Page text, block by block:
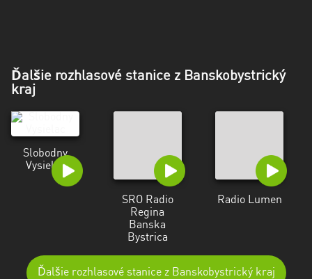
Ďalšie rozhlasové stanice z Banskobystrický
kraj
Slobodny
Vysielac
SRO Radio
Regina
Banska
Bystrica
Radio Lumen
Ďalšie rozhlasové stanice z Banskobystrický kraj